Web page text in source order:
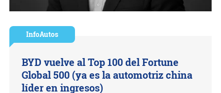
InfoAutos
BYD vuelve al Top 100 del Fortune
Global 500 (ya es la automotriz china
líder en ingresos)